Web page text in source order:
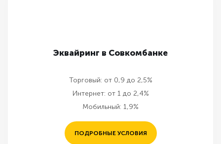
Эквайринг в Совкомбанке
Торговый: от 0,9 до 2,5%
Интернет: от 1 до 2,4%
Мобильный: 1,9%
ПОДРОБНЫЕ УСЛОВИЯ